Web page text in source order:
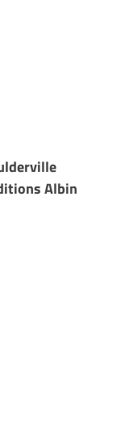
Albin